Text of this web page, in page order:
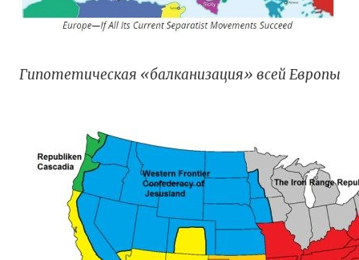
Гипотетическая «балканизация» всей Европы